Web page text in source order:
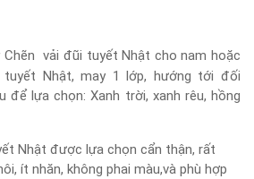
Chẽn vải đũi tuyết Nhật cho nam hoặc
Nhật, may 1 lớp, hướng tới đối
để lựa chọn: Xanh trời, xanh rêu, hồng
Nhật được lựa chọn cẩn thận, rất
ít nhăn, không phai màu,và phù hợp